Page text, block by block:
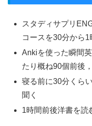
スタディサプリ
コースを30分から1
Ankiを使った瞬間
たり概ね90個前後
寝る前に30分くら
聞く
1時間前後洋書を読